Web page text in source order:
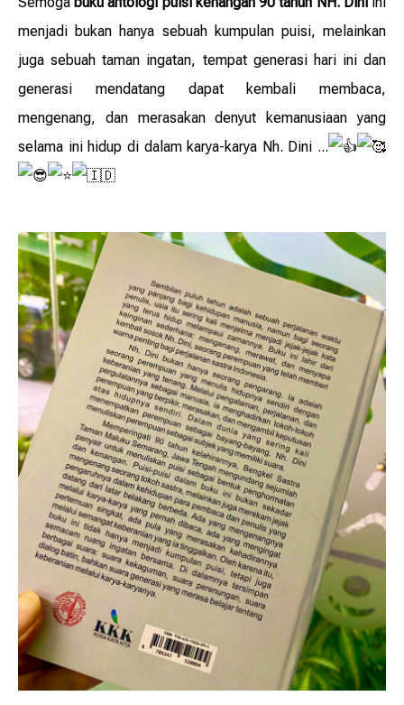
menjadi bukan hanya sebuah kumpulan puisi, melainkan
juga sebuah taman ingatan, tempat generasi hari ini dan
generasi mendatang dapat kembali membaca,
mengenang, dan merasakan denyut kemanusiaan yang
selama ini hidup di dalam karya-karya Nh. Dini ...